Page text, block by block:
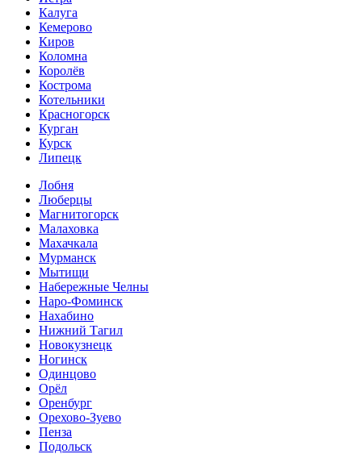
Калуга
Кемерово
Киров
Коломна
Королёв
Кострома
Котельники
Красногорск
Курган
Курск
Липецк
Лобня
Люберцы
Магнитогорск
Малаховка
Махачкала
Мурманск
Мытищи
Набережные Челны
Наро-Фоминск
Нахабино
Нижний Тагил
Новокузнецк
Ногинск
Одинцово
Орёл
Оренбург
Орехово-Зуево
Пенза
Подольск